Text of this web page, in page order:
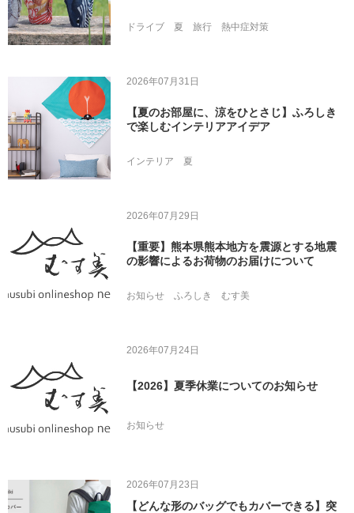
ドライブ 夏 旅行 熱中症対策
2026年07月31日
【夏のお部屋に、涼をひとさじ】ふろしき
で楽しむインテリアアイデア
インテリア 夏
2026年07月29日
【重要】熊本県熊本地方を震源とする地震
の影響によるお荷物のお届けについて
お知らせ ふろしき むす美
2026年07月24日
【2026】夏季休業についてのお知らせ
お知らせ
2026年07月23日
【どんな形のバッグでもカバーできる】突